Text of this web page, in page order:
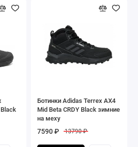
Ботинки Adidas Terrex AX4
Mid Beta CRDY Black зимние
на меху
7590 ₽ 13790 ₽